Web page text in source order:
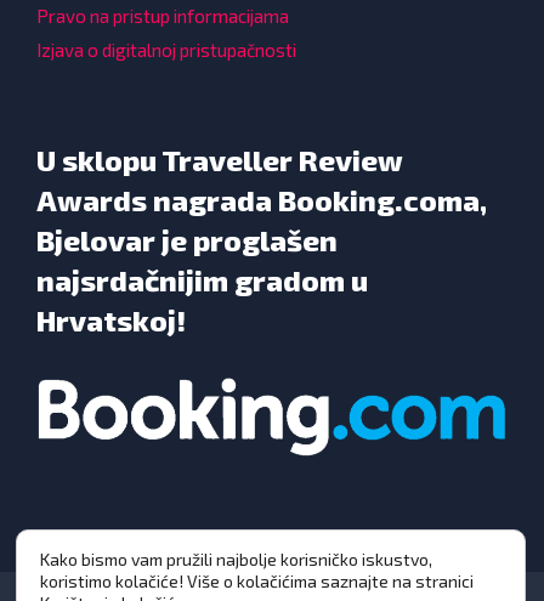
Pravo na pristup informacijama
Izjava o digitalnoj pristupačnosti
U sklopu Traveller Review
Awards nagrada Booking.coma,
Bjelovar je proglašen
najsrdačnijim gradom u
Hrvatskoj!
Kako bismo vam pružili najbolje korisničko iskustvo,
koristimo kolačiće! Više o kolačićima saznajte na stranici